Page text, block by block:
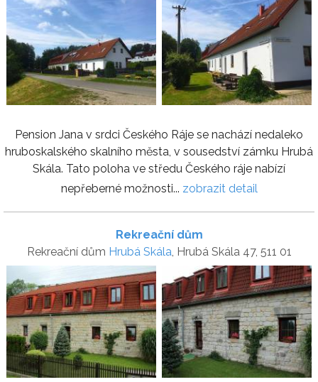
Pension Jana v srdci Českého Ráje se nachází nedaleko
hruboskalského skalního města, v sousedství zámku Hrubá
Skála. Tato poloha ve středu Českého ráje nabízí
nepřeberné možnosti... zobrazit detail
Rekreační dům
Rekreační dům Hrubá Skála, Hrubá Skála 47, 511 01